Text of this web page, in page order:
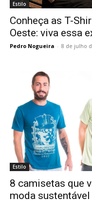
Estilo
Conheça as T-
Oeste: viva essa
Pedro Nogueira - 8 de julho
Estilo
8 camisetas que
moda sustentável